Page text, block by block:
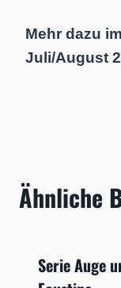
Mehr dazu
Juli/August
Ähnliche
Serie Auge